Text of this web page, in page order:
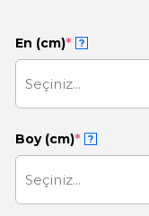
En (cm)* ?
Seçiniz...
Boy (cm)* ?
Seçiniz...